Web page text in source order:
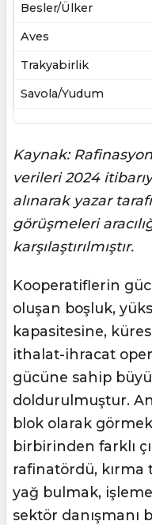
Besler/Ülker
Aves
Trakyabirlik
Savola/Yudum
Kaynak:
verileri 2024
alınarak yazar
görüşmeleri
karşılaştırılmıştır.
Kooperatiflerin
oluşan boşluk,
kapasitesine,
ithalat-ihracat
gücüne sahip
doldurulmuştur.
blok olarak görmek
birbirinden farklı
rafinatördü, kırma
yağ bulmak,
sektör danışmanı